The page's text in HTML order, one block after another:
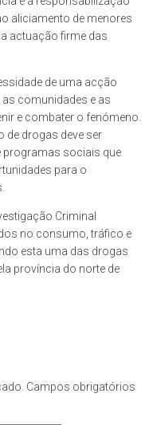
aliciamento de menores
actuação firme das
de uma acção
comunidades e as
e combater o fenómeno.
de drogas deve ser
programas sociais que
para o
Criminal
no consumo, tráfico e
esta uma das drogas
província do norte de
Campos obrigatórios